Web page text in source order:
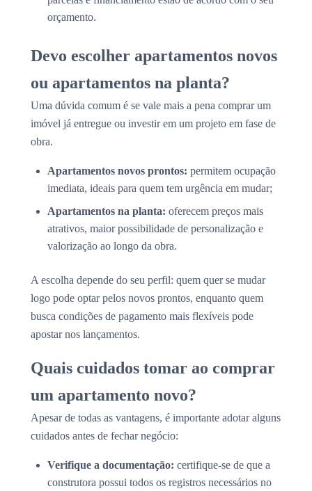
orçamento.
Devo escolher apartamentos novos
ou apartamentos na planta?
Uma dúvida comum é se vale mais a pena comprar um
imóvel já entregue ou investir em um projeto em fase de
obra.
Apartamentos novos prontos: permitem ocupação
imediata, ideais para quem tem urgência em mudar;
Apartamentos na planta: oferecem preços mais
atrativos, maior possibilidade de personalização e
valorização ao longo da obra.
A escolha depende do seu perfil: quem quer se mudar
logo pode optar pelos novos prontos, enquanto quem
busca condições de pagamento mais flexíveis pode
apostar nos lançamentos.
Quais cuidados tomar ao comprar
um apartamento novo?
Apesar de todas as vantagens, é importante adotar alguns
cuidados antes de fechar negócio:
Verifique a documentação: certifique-se de que a
construtora possui todos os registros necessários no